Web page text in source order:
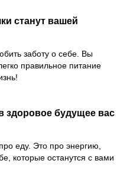
станут вашей
заботу о себе. Вы
правильное питание
здоровое будущее вас
еду. Это про энергию,
которые останутся с вами